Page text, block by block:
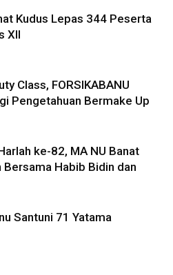
Kudus Lepas 344 Peserta
XII
Class, FORSIKABANU
Pengetahuan Bermake Up
ke-82, MA NU Banat
Bersama Habib Bidin dan
Santuni 71 Yatama